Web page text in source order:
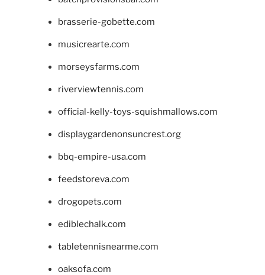
brasserie-gobette.com
musicrearte.com
morseysfarms.com
riverviewtennis.com
official-kelly-toys-squishmallows.com
displaygardenonsuncrest.org
bbq-empire-usa.com
feedstoreva.com
drogopets.com
ediblechalk.com
tabletennisnearme.com
oaksofa.com